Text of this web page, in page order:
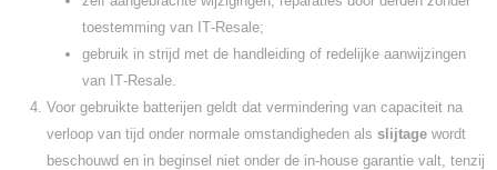
toestemming van IT‑Resale;
gebruik in strijd met de handleiding of redelijke aanwijzingen
van IT‑Resale.
Voor gebruikte batterijen geldt dat vermindering van capaciteit na
verloop van tijd onder normale omstandigheden als slijtage wordt
beschouwd en in beginsel niet onder de in-house garantie valt, tenzij